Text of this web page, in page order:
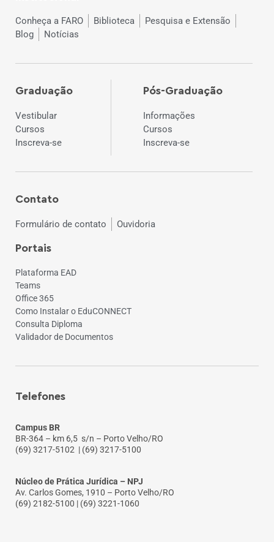
Conheça a FARO Biblioteca
Pesquisa e Extensão
Blog
Notícias
Graduação
Vestibular
Cursos
Inscreva-se
Pós-Graduação
Informações
Cursos
Inscreva-se
Contato
Formulário de contato Ouvidoria
Portais
Plataforma EAD
Teams
Office 365
Como Instalar o EduCONNECT
Consulta Diploma
Validador de Documentos
Telefones
Campus BR
BR-364 – km 6,5 s/n – Porto Velho/RO
(69) 3217-5102 | (69) 3217-5100
Núcleo de Prática Jurídica – NPJ
Av. Carlos Gomes, 1910 – Porto Velho/RO
(69) 2182-5100 | (69) 3221-1060